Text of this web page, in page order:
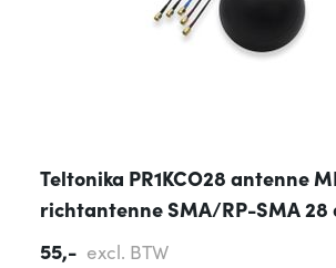
Teltonika PR1KCO28 antenne
richtantenne SMA/RP-SMA 28
55,- excl. BTW